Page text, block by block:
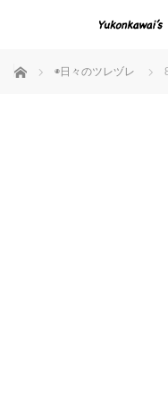
ホーム ◉日々のツレヅレ